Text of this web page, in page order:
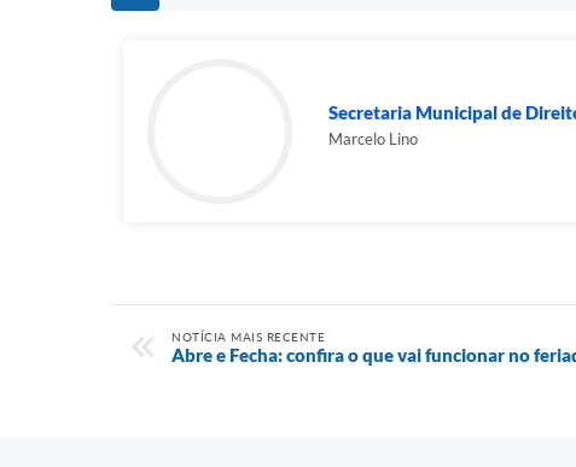
Secretaria Municipal de
Marcelo Lino
NOTÍCIA MAIS RECENTE
Abre e Fecha: confira o que vai funcionar no